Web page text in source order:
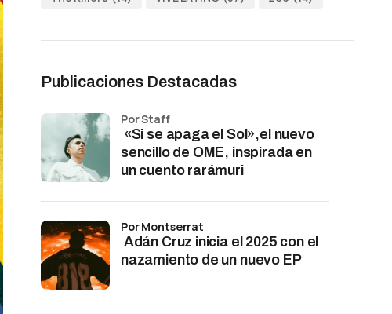
Publicaciones Destacadas
«Si se apaga el Sol»,el nuevo
sencillo de OME, inspirada en
un cuento rarámuri
por Staff
Adán Cruz inicia el 2025 con el
nazamiento de un nuevo EP
por Montserrat